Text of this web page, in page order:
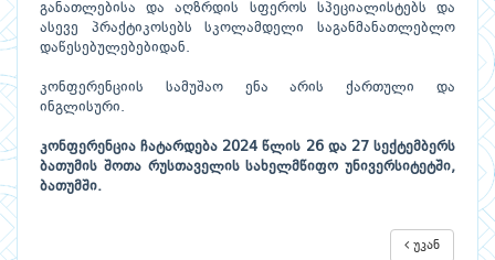
განათლებისა და აღზრდის სფეროს სპეციალისტებს და
ასევე პრაქტიკოსებს სკოლამდელი საგანმანათლებლო
დაწესებულებებიდან.
კონფერენციის სამუშაო ენა არის ქართული და
ინგლისური.
კონფერენცია ჩატარდება 2024 წლის 26 და 27 სექტემბერს
ბათუმის შოთა რუსთაველის სახელმწიფო უნივერსიტეტში,
ბათუმში.
უკან